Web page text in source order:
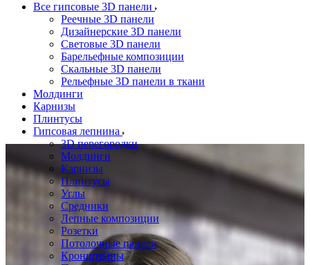
Все гипсовые 3D панели
Реечные 3D панели
Дизайнерские 3D панели
Световые 3D панели
Барельефные композиции
Скальные 3D панели
Рельефные 3D панели в ткани
Молдинги
Карнизы
Плинтусы
Гипсовая лепнина
3D перегородки
Молдинги
Карнизы
Плинтусы
Углы
Средники
Лепные композиции
Розетки
Потолочные панели
Кронштейны